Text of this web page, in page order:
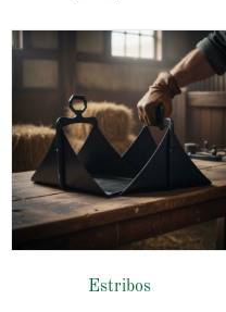
Estribos